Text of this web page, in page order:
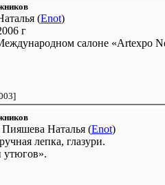
(Enot)
г
салоне «Artexpo
]
Пияшева Наталья (Enot)
лепка, глазури.
утюгов».